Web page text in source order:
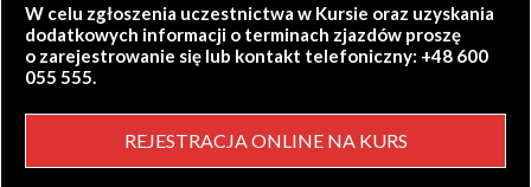
W celu zgłoszenia uczestnictwa w Kursie oraz uzyskania
dodatkowych informacji o terminach zjazdów proszę
o zarejestrowanie się lub kontakt telefoniczny: +48 600
055 555.
REJESTRACJA ONLINE NA KURS